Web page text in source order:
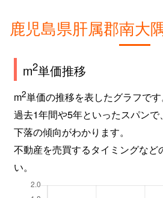
鹿児島県肝属郡南大
m2単価推移
m2単価の推移を表したグラフです
過去1年間や5年といったスパンで
下落の傾向がわかります。
不動産を売買するタイミングなど
い。